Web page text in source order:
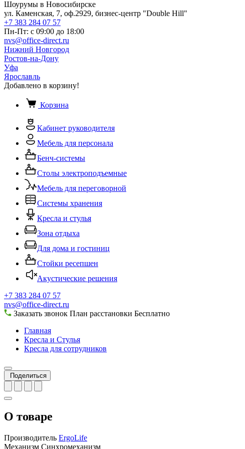
Шоурумы в Новосибирске
ул. Каменская, 7, оф.2929, бизнес-центр "Double Hill"
+7 383 284 07 57
Пн-Пт: с 09:00 до 18:00
nvs@office-direct.ru
Нижний Новгород
Ростов-на-Дону
Уфа
Ярославль
Добавлено в корзину!
Корзина
Кабинет руководителя
Мебель для персонала
Бенч-системы
Столы электроподъемные
Мебель для переговорной
Системы хранения
Кресла и стулья
Зона отдыха
Для дома и гостиниц
Стойки ресепшен
Акустические решения
+7 383 284 07 57
nvs@office-direct.ru
Заказать звонок План расстановки Бесплатно
Главная
Кресла и Стулья
Кресла для сотрудников
Поделиться
О товаре
Производитель ErgoLife
Механизм Синхромеханизм